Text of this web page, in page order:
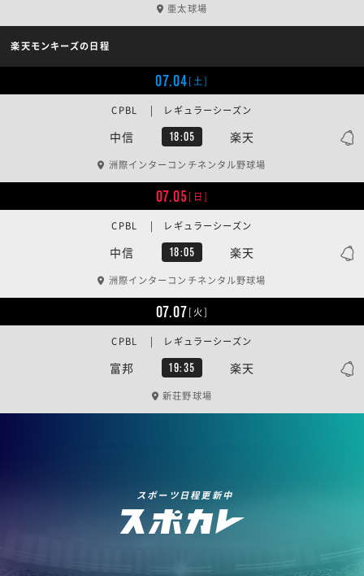
亜太球場
楽天モンキーズの日程
07.04[土]
中信 18:05 楽天
CPBL | レギュラーシーズン
洲際インターコンチネンタル野球場
07.05[日]
中信 18:05 楽天
CPBL | レギュラーシーズン
洲際インターコンチネンタル野球場
07.07[火]
富邦 19:35 楽天
CPBL | レギュラーシーズン
新荘野球場
スポーツ日程更新中